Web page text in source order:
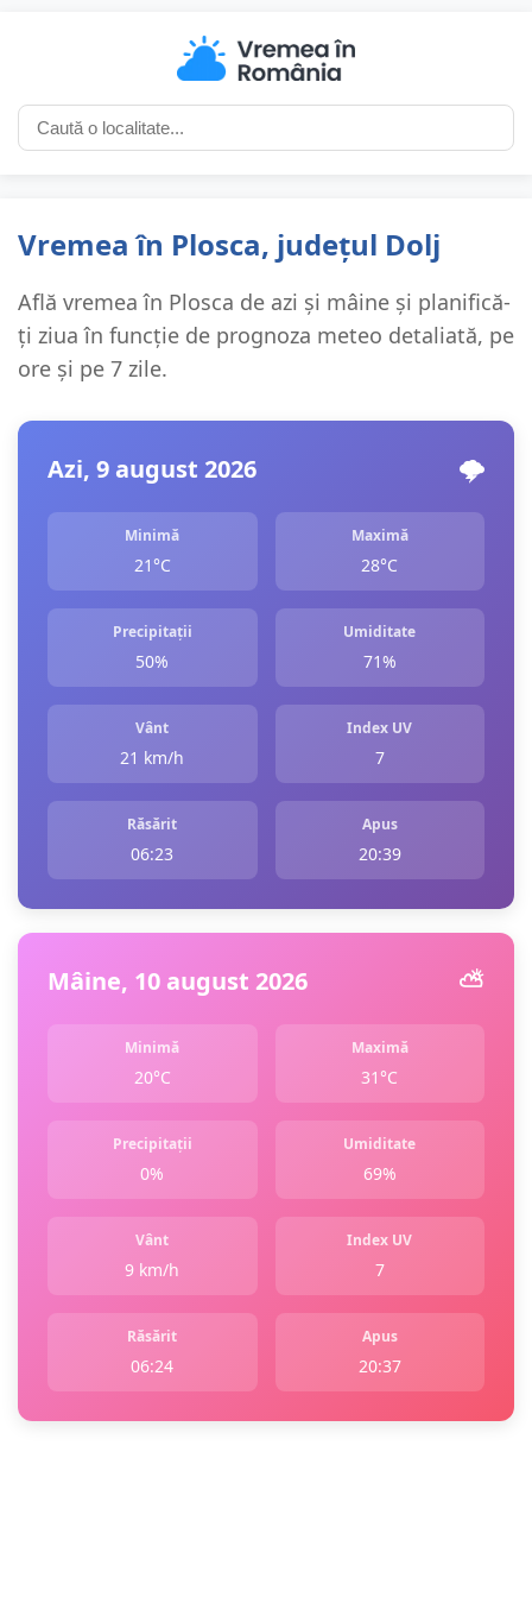
Vremea în Plosca, județul Dolj
Află vremea în Plosca de azi și mâine și planifică-
ți ziua în funcție de prognoza meteo detaliată, pe
ore și pe 7 zile.
Azi, 9 august 2026 🌩️
Minimă
21°C
Maximă
28°C
Precipitații
50%
Umiditate
71%
Vânt
21 km/h
Index UV
7
Răsărit
06:23
Apus
20:39
Mâine, 10 august 2026 ⛅️
Minimă
20°C
Maximă
31°C
Precipitații
0%
Umiditate
69%
Vânt
9 km/h
Index UV
7
Răsărit
06:24
Apus
20:37